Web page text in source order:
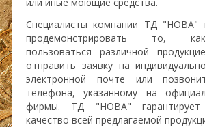
Специалисты компании ТД "НОВА"
продемонстрировать то,
пользоваться различной
отправить заявку на
электронной почте или
телефона, указанному на
фирмы. ТД "НОВА"
качество всей предлагаемой